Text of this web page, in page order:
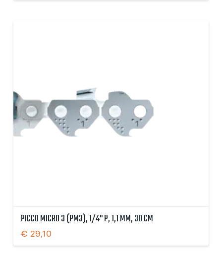
PICCO MICRO 3 (PM3), 1/4" P, 1,1 MM, 30 CM
€ 29,10